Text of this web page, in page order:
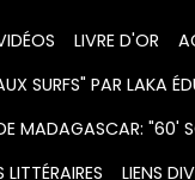
LIVRE D'OR
SURFS" PAR LAKA
MADAGASCAR: "60'
LIENS